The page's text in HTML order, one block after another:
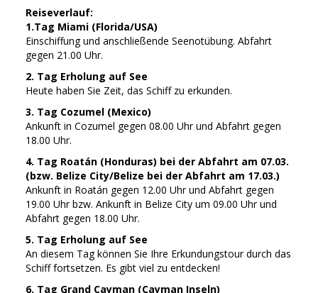
Reiseverlauf:
1.Tag Miami (Florida/USA)
Einschiffung und anschließende Seenotübung. Abfahrt
gegen 21.00 Uhr.
2. Tag Erholung auf See
Heute haben Sie Zeit, das Schiff zu erkunden.
3. Tag Cozumel (Mexico)
Ankunft in Cozumel gegen 08.00 Uhr und Abfahrt gegen
18.00 Uhr.
4. Tag Roatán (Honduras) bei der Abfahrt am 07.03.
(bzw. Belize City/Belize bei der Abfahrt am 17.03.)
Ankunft in Roatán gegen 12.00 Uhr und Abfahrt gegen
19.00 Uhr bzw. Ankunft in Belize City um 09.00 Uhr und
Abfahrt gegen 18.00 Uhr.
5. Tag Erholung auf See
An diesem Tag können Sie Ihre Erkundungstour durch das
Schiff fortsetzen. Es gibt viel zu entdecken!
6. Tag Grand Cayman (Cayman Inseln)